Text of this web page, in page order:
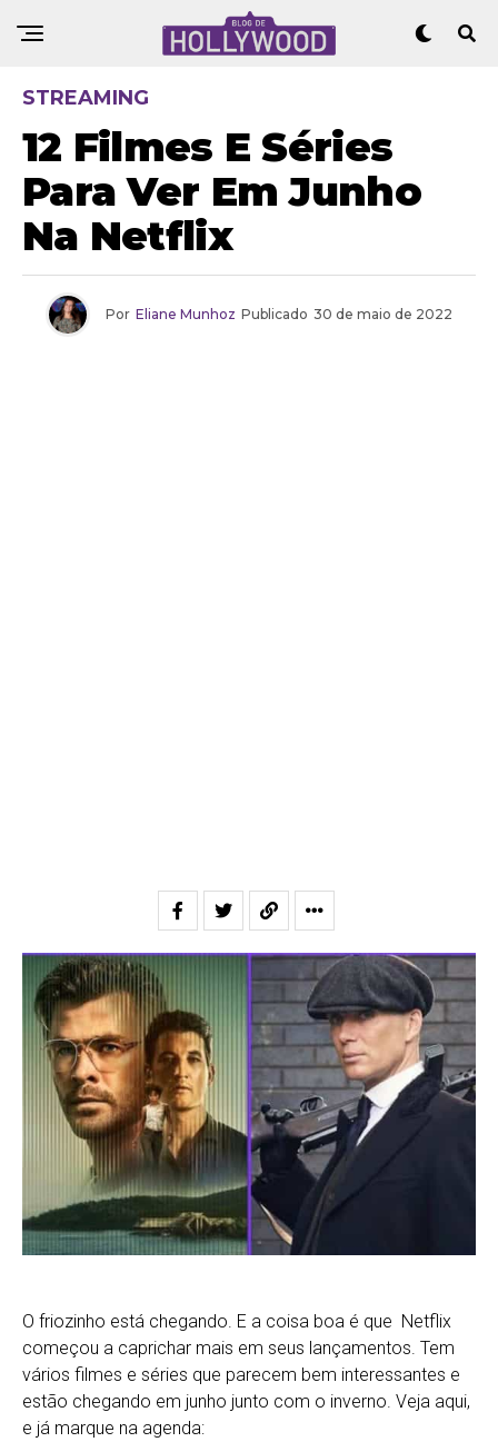
STREAMING
12 Filmes E Séries
Para Ver Em Junho
Na Netflix
Por Eliane Munhoz Publicado 30 de maio de 2022
O friozinho está chegando. E a coisa boa é que Netflix
começou a caprichar mais em seus lançamentos. Tem
vários filmes e séries que parecem bem interessantes e
estão chegando em junho junto com o inverno. Veja aqui,
e já marque na agenda: